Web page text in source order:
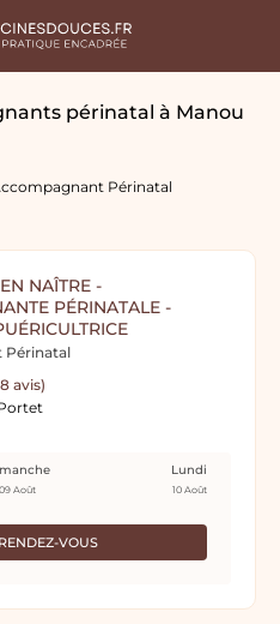
périnatal à Manou
Périnatal
NAÎTRE -
PÉRINATALE -
Périnatal
avis)
VOUS
09 Août
Lundi
10 Août